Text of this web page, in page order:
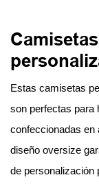
Estas camisetas
son perfectas para
confeccionadas en
diseño oversize
de personalización